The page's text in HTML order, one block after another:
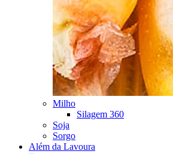
Milho
Silagem 360
Soja
Sorgo
Além da Lavoura